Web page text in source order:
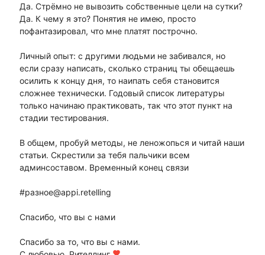
Да. Стрёмно не вывозить собственные цели на сутки?
Да. К чему я это? Понятия не имею, просто
пофантазировал, что мне платят построчно.
Личный опыт: с другими людьми не забивался, но
если сразу написать, сколько страниц ты обещаешь
осилить к концу дня, то наипать себя становится
сложнее технически. Годовый список литературы
только начинаю практиковать, так что этот пункт на
стадии тестирования.
В общем, пробуй методы, не леножопься и читай наши
статьи. Скрестили за тебя пальчики всем
админсоставом. Временный конец связи
#разное@appi.retelling
Спасибо, что вы с нами
Спасибо за то, что вы с нами.
favorite